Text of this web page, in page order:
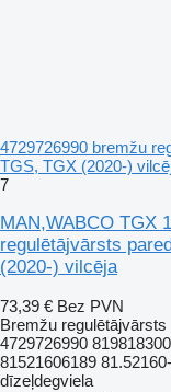
4729726990 bremžu
TGS, TGX (2020-)
7
MAN,WABCO TGX
regulētājvārsts
(2020-) vilcēja
73,39 € Bez PVN
Bremžu regulētājvārsts
4729726990
81521606189
dīzeļdegviela